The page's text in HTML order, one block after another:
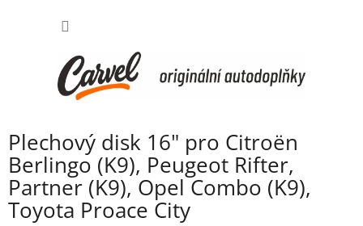
Plechový disk 16" pro Citroën
Berlingo (K9), Peugeot Rifter,
Partner (K9), Opel Combo (K9),
Toyota Proace City